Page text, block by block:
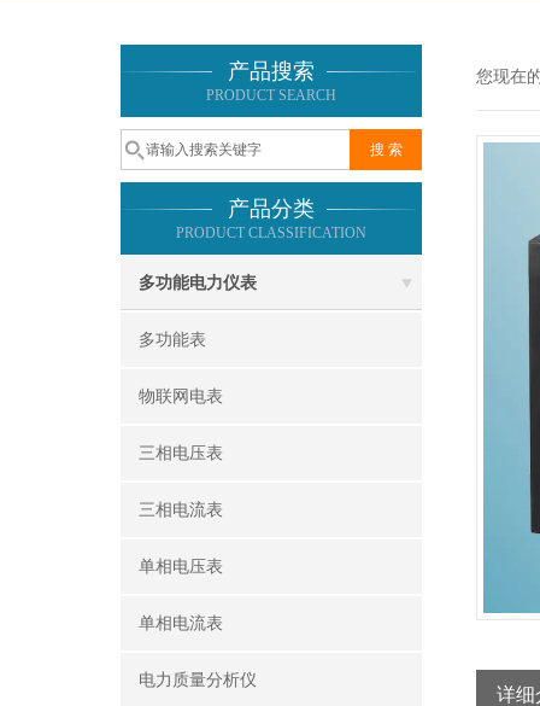
产品搜索
PRODUCT SEARCH
产品分类
PRODUCT CLASSIFICATION
多功能电力仪表
多功能表
物联网电表
三相电压表
三相电流表
单相电压表
单相电流表
电力质量分析仪
您现在
详细